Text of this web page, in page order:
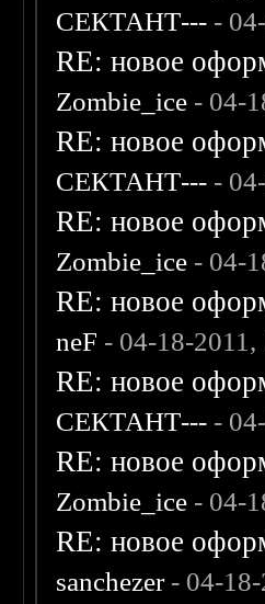
СЕКТАНТ--- -
RE: новое
Zombie_ice - 04-
RE: новое
СЕКТАНТ--- -
RE: новое
Zombie_ice - 04-
RE: новое
neF - 04-18-
RE: новое
СЕКТАНТ--- -
RE: новое
Zombie_ice - 04-
RE: новое
sanchezer- 04-18-